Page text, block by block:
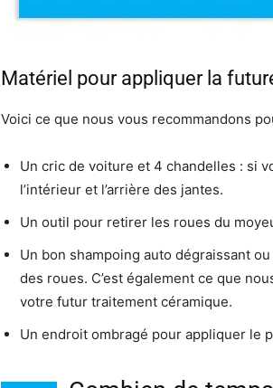
Matériel pour appliquer la
Voici ce que nous vous recommandons
Un cric de voiture et 4 chandelles : si
l’intérieur et l’arrière des jantes.
Un outil pour retirer les roues du
Un bon shampoing auto dégraissant
des roues. C’est également ce que
votre futur traitement céramique.
Un endroit ombragé pour appliquer le